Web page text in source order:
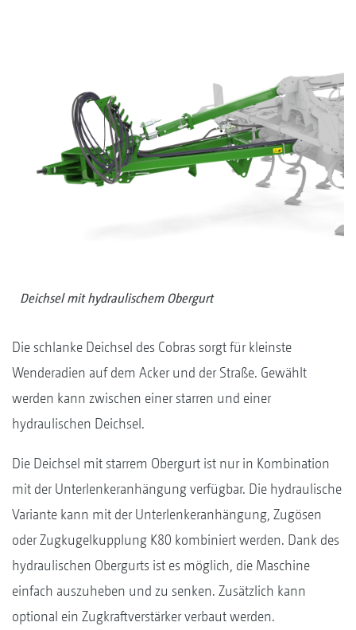
Deichsel mit hydraulischem Obergurt
Die schlanke Deichsel des Cobras sorgt für kleinste
Wenderadien auf dem Acker und der Straße. Gewählt
werden kann zwischen einer starren und einer
hydraulischen Deichsel.
Die Deichsel mit starrem Obergurt ist nur in Kombination
mit der Unterlenkeranhängung verfügbar. Die hydraulische
Variante kann mit der Unterlenkeranhängung, Zugösen
oder Zugkugelkupplung K80 kombiniert werden. Dank des
hydraulischen Obergurts ist es möglich, die Maschine
einfach auszuheben und zu senken. Zusätzlich kann
optional ein Zugkraftverstärker verbaut werden.